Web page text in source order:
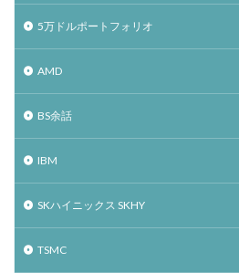
5万ドルポートフォリオ
AMD
BS余話
IBM
SKハイニックス SKHY
TSMC